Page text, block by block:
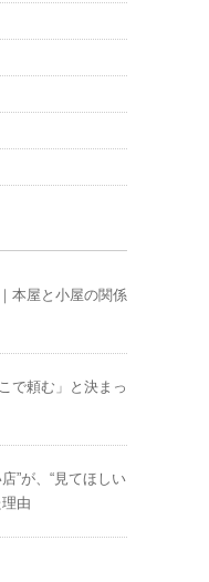
本屋と小屋の関係
で頼む」と決まっ
”が、“見てほしい
由